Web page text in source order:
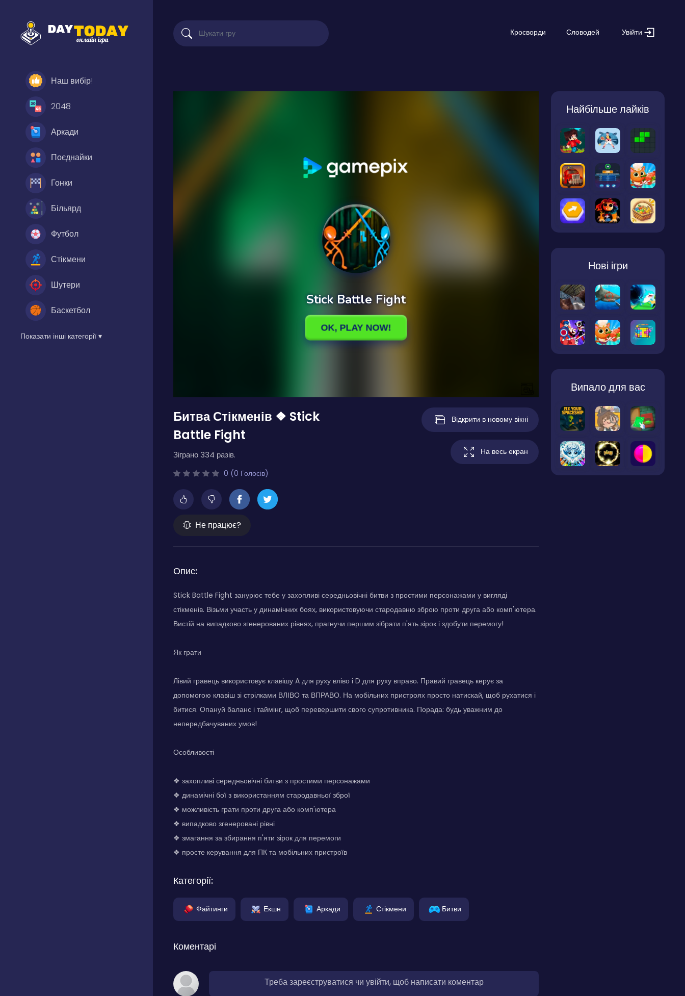
Наш вибір!
2048
Аркади
Поєднайки
Гонки
Більярд
Футбол
Стікмени
Шутери
Баскетбол
Показати інші категорії ▾
Кросворди Словодей Увійти
Битва Стікменів ❖ Stick
Battle Fight
Зіграно 334 разів.
0 (0 Голосів)
Не працює?
Відкрити в новому вікні
На весь екран
Опис:
Stick Battle Fight занурює тебе у захопливі середньовічні битви з простими персонажами у вигляді
стікменів. Візьми участь у динамічних боях, використовуючи стародавню зброю проти друга або комп'ютера.
Вистій на випадково згенерованих рівнях, прагнучи першим зібрати п'ять зірок і здобути перемогу!
Як грати
Лівий гравець використовує клавішу A для руху вліво і D для руху вправо. Правий гравець керує за
допомогою клавіш зі стрілками ВЛІВО та ВПРАВО. На мобільних пристроях просто натискай, щоб рухатися і
битися. Опануй баланс і таймінг, щоб перевершити свого супротивника. Порада: будь уважним до
непередбачуваних умов!
Особливості
❖ захопливі середньовічні битви з простими персонажами
❖ динамічні бої з використанням стародавньої зброї
❖ можливість грати проти друга або комп'ютера
❖ випадково згенеровані рівні
❖ змагання за збирання п'яти зірок для перемоги
❖ просте керування для ПК та мобільних пристроїв
Категорії:
Файтинги Екшн Аркади Стікмени Битви
Коментарі
Треба зареєструватися чи увійти, щоб написати коментар
Найбільше лайків
Нові ігри
Випало для вас